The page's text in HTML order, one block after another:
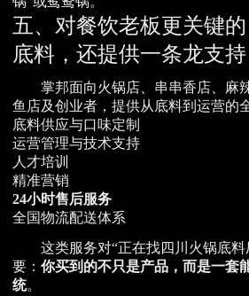
五、对餐饮老板更关键
底料，还提供一条龙支持
掌邦面向火锅店、串串香店、麻
鱼店及创业者，提供从底料到运营的
底料供应与口味定制
运营管理与技术支持
人才培训
精准营销
24小时售后服务
全国物流配送体系
这类服务对“正在找四川火锅底
要： 你买到的不只是产品，而是一套
统。